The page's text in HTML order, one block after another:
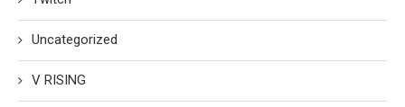
Uncategorized
V RISING